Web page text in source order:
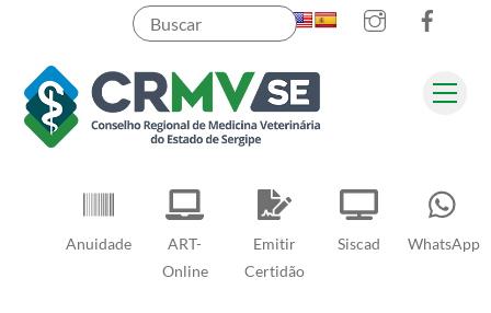
content
Instagram
Anuidade
ART-
Online
Emitir
Certidão
Siscad WhatsApp